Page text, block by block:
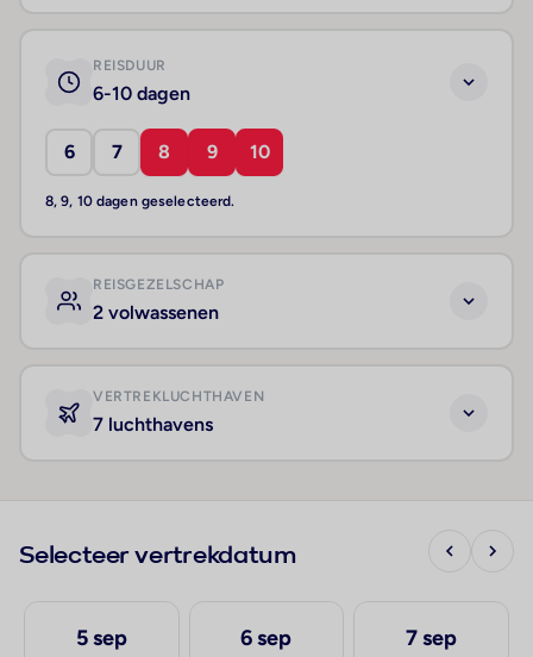
REISDUUR
6-10 dagen
6 7 8 9 10
8, 9, 10 dagen geselecteerd.
REISGEZELSCHAP
2 volwassenen
VERTREKLUCHTHAVEN
7 luchthavens
Selecteer vertrekdatum
5 sep 6 sep 7 sep